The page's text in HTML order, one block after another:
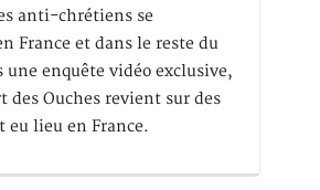
anti-chrétiens se
France et dans le reste du
une enquête vidéo exclusive,
des Ouches revient sur des
eu lieu en France.